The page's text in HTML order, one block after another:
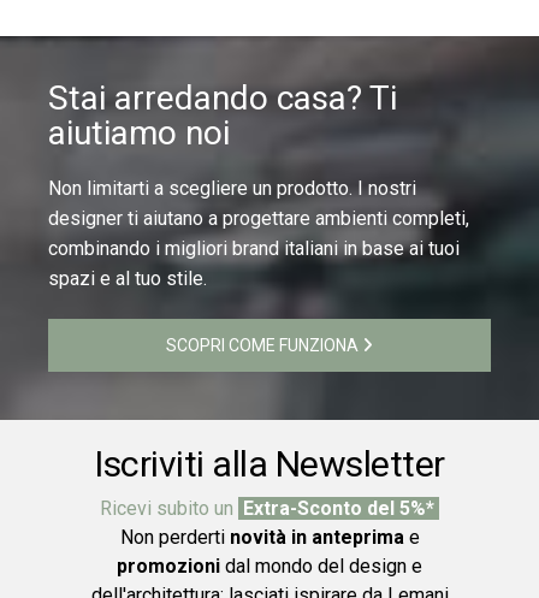
Stai arredando casa? Ti
aiutiamo noi
Non limitarti a scegliere un prodotto. I nostri
designer ti aiutano a progettare ambienti completi,
combinando i migliori brand italiani in base ai tuoi
spazi e al tuo stile.
SCOPRI COME FUNZIONA
Iscriviti alla Newsletter
Ricevi subito un Extra-Sconto del 5%*
Non perderti novità in anteprimae
promozioni dal mondo del design e